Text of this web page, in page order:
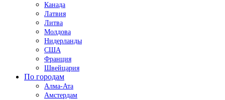
Канада
Латвия
Литва
Молдова
Нидерланды
США
Франция
Швейцария
По городам
Алма-Ата
Амстердам